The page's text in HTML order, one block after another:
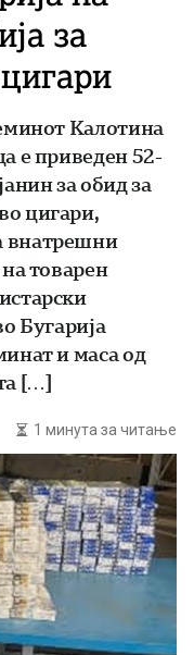
за
Калотина
е приведен 52-
за обид за
цигари,
внатрешни
товарен
Бугарија
и маса од
[…]
1 минута за читање